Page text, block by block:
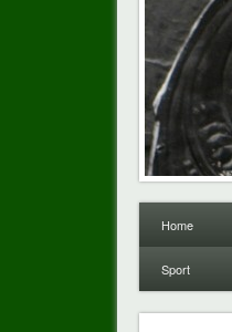
Home
Sport